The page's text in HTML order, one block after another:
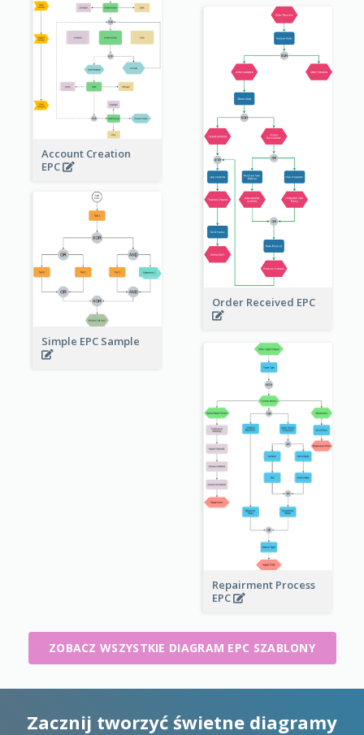
Account Creation
EPC
Order Received EPC
Simple EPC Sample
Repairment Process
EPC
ZOBACZ WSZYSTKIE DIAGRAM EPC SZABLONY
Zacznij tworzyć świetne diagramy